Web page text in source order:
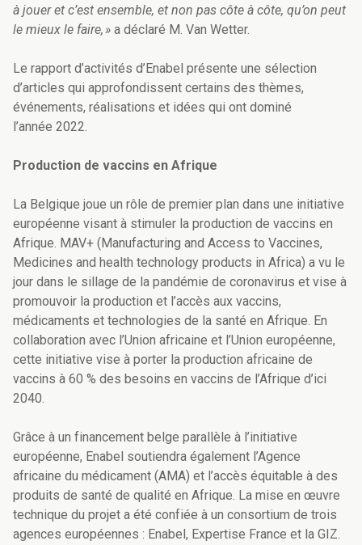
à jouer et c’est ensemble, et non pas côte à côte, qu’on peut
le mieux le faire, » a déclaré M. Van Wetter.
Le rapport d’activités d’Enabel présente une sélection
d’articles qui approfondissent certains des thèmes,
événements, réalisations et idées qui ont dominé
l’année 2022.
Production de vaccins en Afrique
La Belgique joue un rôle de premier plan dans une initiative
européenne visant à stimuler la production de vaccins en
Afrique. MAV+ (Manufacturing and Access to Vaccines,
Medicines and health technology products in Africa) a vu le
jour dans le sillage de la pandémie de coronavirus et vise à
promouvoir la production et l’accès aux vaccins,
médicaments et technologies de la santé en Afrique. En
collaboration avec l’Union africaine et l’Union européenne,
cette initiative vise à porter la production africaine de
vaccins à 60 % des besoins en vaccins de l’Afrique d’ici
2040.
Grâce à un financement belge parallèle à l’initiative
européenne, Enabel soutiendra également l’Agence
africaine du médicament (AMA) et l’accès équitable à des
produits de santé de qualité en Afrique. La mise en œuvre
technique du projet a été confiée à un consortium de trois
agences européennes : Enabel, Expertise France et la GIZ.